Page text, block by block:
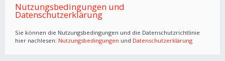
Nutzungsbedingungen und
Datenschutzerklärung
Sie können die Nutzungsbedingungen und die Datenschutzrichtlinie
hier nachlesen: Nutzungsbedingungen und Datenschutzerklärung